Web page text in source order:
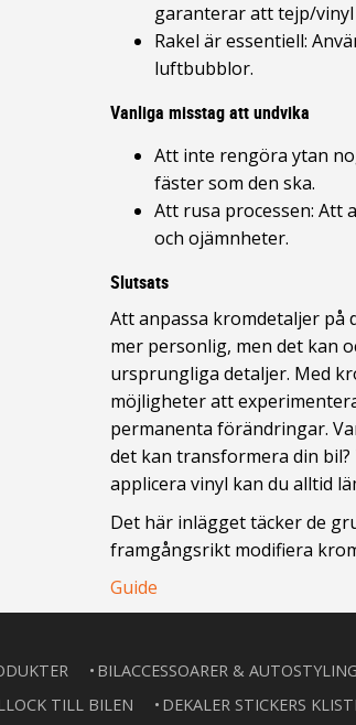
garanterar att tejp/
Rakel är essentiell:
luftbubblor.
Vanliga misstag att undvika
Att inte rengöra ytan
fäster som den ska.
Att rusa processen: Att
och ojämnheter.
Slutsats
Att anpassa kromdetaljer på
mer personlig, men det kan
ursprungliga detaljer. Med
möjligheter att
permanenta förändringar.
det kan transformera din
applicera vinyl kan du alltid
Det här inlägget täcker de
framgångsrikt modifiera
Guide
BILACCESSOARER & AUTOSTYLING
TILL BILEN
DEKALER STICKERS